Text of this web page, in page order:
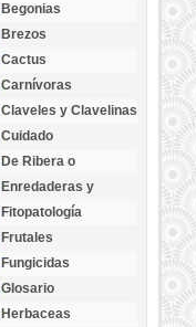
Begonias
Brezos
Cactus
Carnívoras
Claveles y Clavelinas
Cuidado
De Ribera o
Palustres
Enredaderas y
cubresuelos
Fitopatología
Frutales
Fungicidas
Glosario
Herbaceas